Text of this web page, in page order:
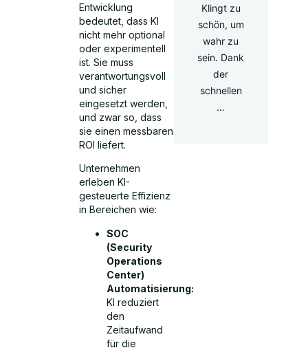
Entwicklung
bedeutet, dass KI
nicht mehr optional
oder experimentell
ist. Sie muss
verantwortungsvoll
und sicher
eingesetzt werden,
und zwar so, dass
sie einen messbaren
ROI liefert.
Unternehmen
erleben KI-
gesteuerte Effizienz
in Bereichen wie:
SOC
(Security
Operations
Center)
Automatisierung:
KI reduziert
den
Zeitaufwand
für die
Klingt zu
schön, um
wahr zu
sein. Dank
der
schnellen
…